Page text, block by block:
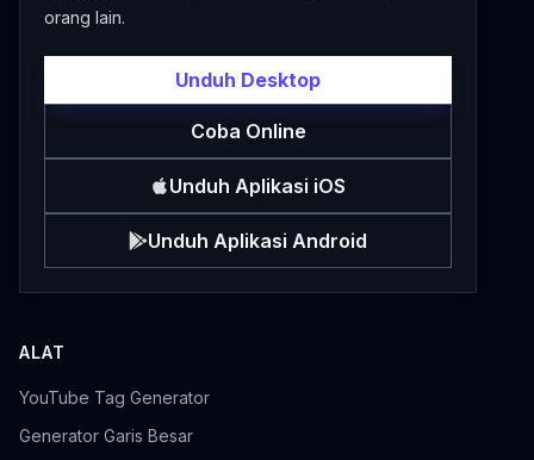
orang lain.
Unduh Desktop
Coba Online
Unduh Aplikasi iOS
Unduh Aplikasi Android
ALAT
YouTube Tag Generator
Generator Garis Besar